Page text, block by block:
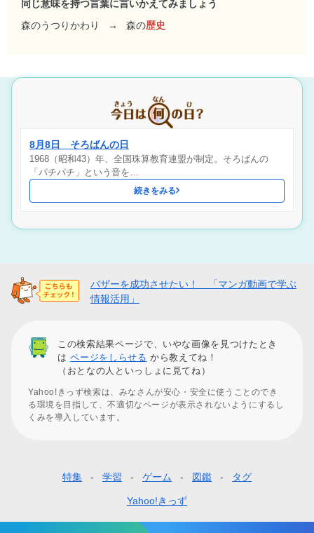
同じ意味を持つ言葉に言いかえてみましょう
森のうつりかわり
→ 森の歴史
8月8日 そろばんの日
1968（昭和43）年、全国珠算教育連盟が制定。そろばんの
「パチパチ」という音を…
続きをみる
バザーを成功させたい！ 「マンガ動画で学ぶ
情報活用」
この検索結果ページで、いやな画像を見つけたとき
はページをしらせる から教えてね！
（おとなの人といっしょに見てね）
Yahoo!きっず検索は、みなさんが安心・安全に使うことのでき
る環境を目指して、不適切なページが表示されないようにするし
くみを導入しています。
タ
特集 学習 ゲーム 図鑑 タグ
Yahoo!きっず